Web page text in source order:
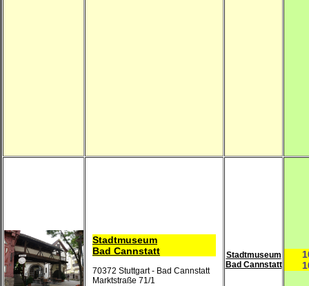
Stadtmuseum
Bad Cannstatt
70372 Stuttgart - Bad Cannstatt
Marktstraße 71/1
Stadtmuseum
Bad Cannstatt